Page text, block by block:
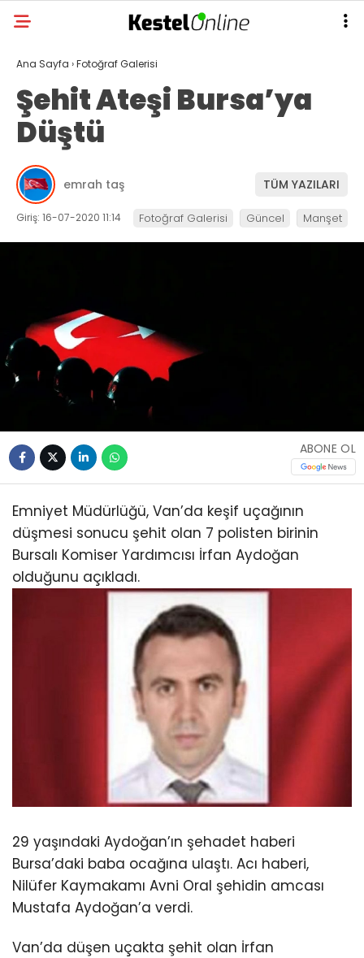
Ana Sayfa ›Fotoğraf Galerisi
Şehit Ateşi Bursa’ya
Düştü
emrah taş TÜM YAZILARI
Giriş: 16-07-2020 11:14 Fotoğraf Galerisi Güncel Manşet
ABONE OL
Emniyet Müdürlüğü, Van’da keşif uçağının
düşmesi sonucu şehit olan 7 polisten birinin
Bursalı Komiser Yardımcısı İrfan Aydoğan
olduğunu açıkladı.
29 yaşındaki Aydoğan’ın şehadet haberi
Bursa’daki baba ocağına ulaştı. Acı haberi,
Nilüfer Kaymakamı Avni Oral şehidin amcası
Mustafa Aydoğan’a verdi.
Van’da düşen uçakta şehit olan İrfan